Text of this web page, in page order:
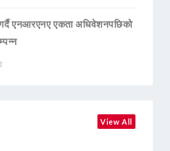
गर्दै एनआरएनए एकता अधिवेशनपछिको
View All